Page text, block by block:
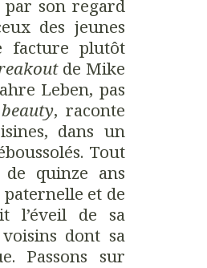
par son regard
des jeunes
facture plutôt
de Mike
Leben, pas
, raconte
dans un
Tout
quinze ans
et de
l’éveil de sa
dont sa
Passons sur